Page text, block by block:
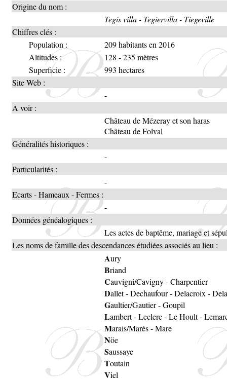
Origine du nom :
Tegis villa - Tegiervilla - Tiegeville
Chiffres clés :
Population :
209 habitants en 2016
Altitudes :
128 - 235 mètres
Superficie :
993 hectares
Site Web :
-
A voir :
Château de Mézeray et son haras
Château de Folval
Généralités historiques :
-
Particularités :
-
Ecarts - Hameaux - Fermes :
-
Données généalogiques :
Les actes de baptême, mariage et
Les noms de famille des descendances étudiées associés au lieu :
Aury
Briand
Cauvigni/Cavigny-Charpentier
Dallet-Dechaufour-Delacroix -
Gaultier/Gautier-Goupil
Lambert-Leclerc-Le Hoult-
Marais/Marés-Mare
Nöe
Saussaye
Toutain
Viel